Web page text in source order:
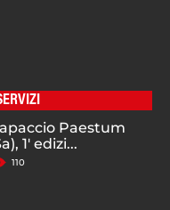
Paestum
1' edizi...
110